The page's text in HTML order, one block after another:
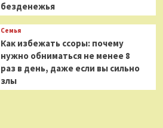
безденежья
Семья
Как избежать ссоры: почему
нужно обниматься не менее 8
раз в день, даже если вы сильно
злы